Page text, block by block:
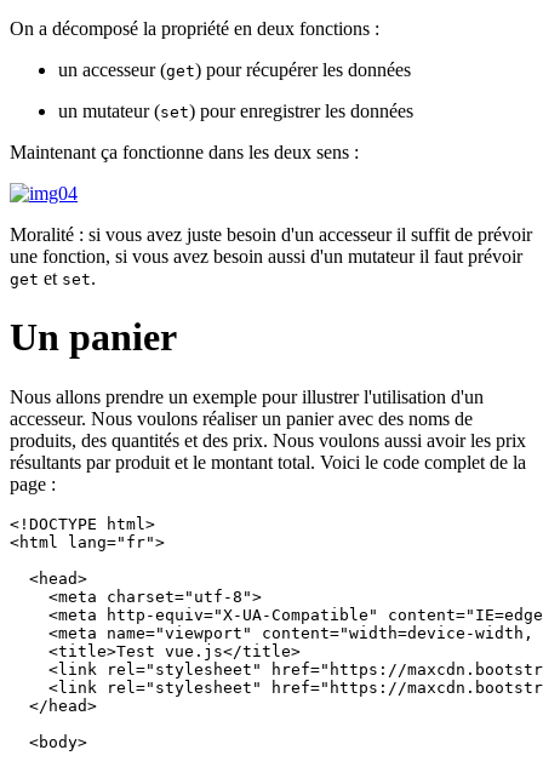
On a décomposé la propriété en deux fonctions :
un accesseur (get) pour récupérer les données
un mutateur (set) pour enregistrer les données
Maintenant ça fonctionne dans les deux sens :
Moralité : si vous avez juste besoin d'un accesseur il suffit de prévoir
une fonction, si vous avez besoin aussi d'un mutateur il faut prévoir
get et set.
Un panier
Nous allons prendre un exemple pour illustrer l'utilisation d'un
accesseur. Nous voulons réaliser un panier avec des noms de
produits, des quantités et des prix. Nous voulons aussi avoir les prix
résultants par produit et le montant total. Voici le code complet de la
page :
<!DOCTYPE html>
<html lang="fr">
  <head>
    <meta charset="utf-8">
<meta http-equiv="X-UA-Compatible"
<meta name="viewport" content="width=device-width,
    <title>Test vue.js</title>
<link rel="stylesheet" href="https://
<link rel="stylesheet" href="https://
  </head>
  <body>